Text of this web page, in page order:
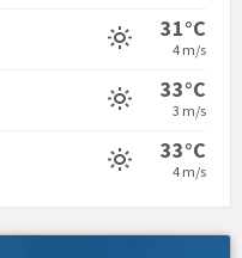
31°C
4 m/s
33°C
3 m/s
33°C
4 m/s